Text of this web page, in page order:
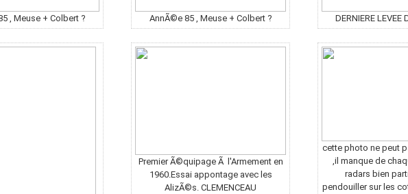
, Meuse + Colbert ? AnnÃ©e 85 , Meuse + Colbert ? DERNIERE LEVEE
Premier Ã©quipage Ã l'Armement en
1960.Essai appontage avec les
AlizÃ©s. CLEMENCEAU
cette photo ne peut
,il manque de
radars bien
pendouiller sur les